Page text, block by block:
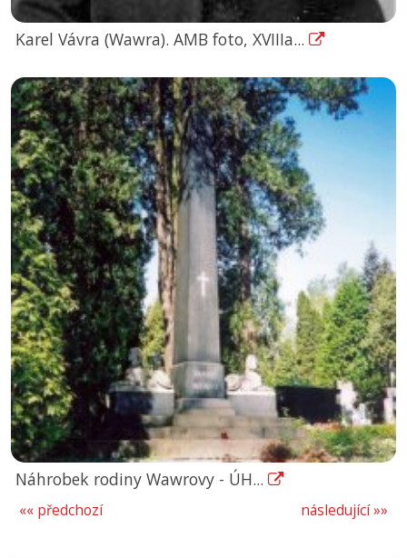
Karel Vávra (Wawra). AMB foto, XVIIIa...
Náhrobek rodiny Wawrovy - ÚH...
následující »»
«« předchozí